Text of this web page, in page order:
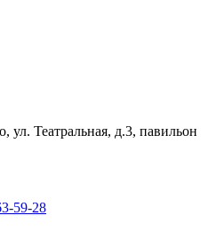
ул. Театральная, д.3, павильон
59-28